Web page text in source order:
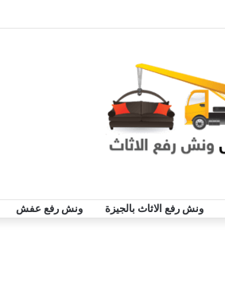
ونش رفع الاثاث بالجيزة ونش رفع عفش